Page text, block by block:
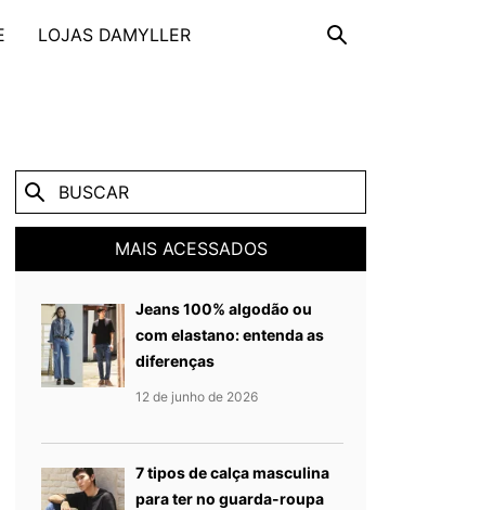
LOJAS DAMYLLER
MAIS ACESSADOS
Jeans 100% algodão ou
com elastano: entenda as
diferenças
Publicado em
12 de junho de 2026
7 tipos de calça masculina
para ter no guarda-roupa